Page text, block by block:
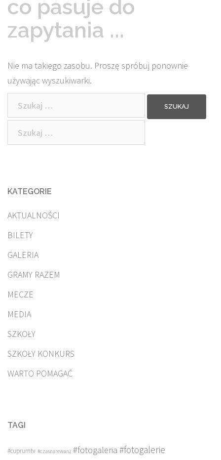
co pasuje do
zapytania ...
Nie ma takiego zasobu. Proszę spróbuj ponownie
używając wyszukiwarki.
Szukaj:
Szukaj:
KATEGORIE
AKTUALNOŚCI
BILETY
GALERIA
GRAMY RAZEM
MECZE
MEDIA
SZKOŁY
SZKOŁY KONKURS
WARTO POMAGAĆ
TAGI
#cuprumtv #czasnarewanż #fotogaleria #fotogalerie